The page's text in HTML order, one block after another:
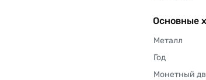
Основные
Металл
Год
Монетный